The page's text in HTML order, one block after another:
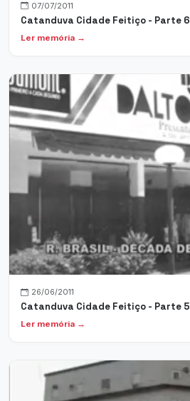
07/07/2011
Catanduva Cidade Feitiço - Parte 6
Ler memória →
26/06/2011
Catanduva Cidade Feitiço - Parte 5
Ler memória →